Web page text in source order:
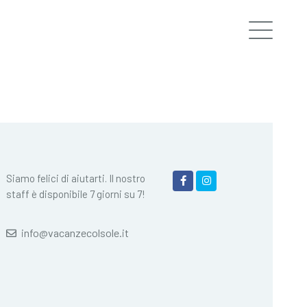
Siamo felici di aiutarti. Il nostro
staff è disponibile 7 giorni su 7!
info@vacanzecolsole.it